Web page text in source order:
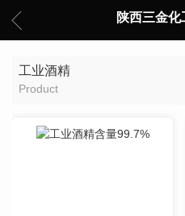
陕西三金化
工业酒精
Product